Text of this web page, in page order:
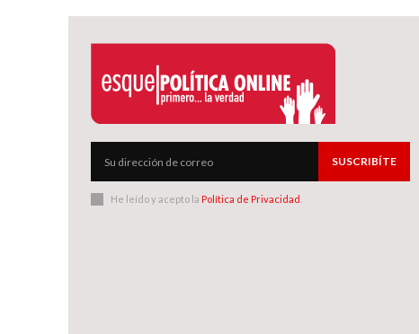
SUSCRIBÍTE
He leído y acepto la Política de Privacidad